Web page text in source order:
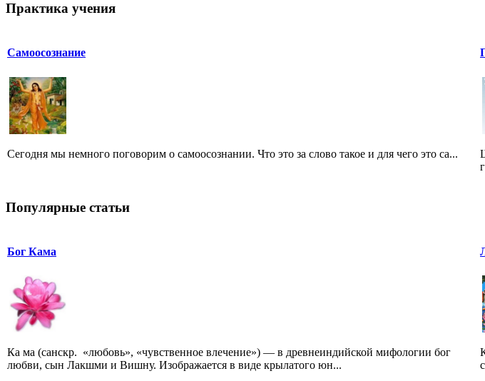
Практика учения
Самоосознание
Сегодня мы немного поговорим о самоосознании. Что это за слово такое и для чего это са...
Популярные статьи
Бог Кама
Ка ма (санскр. «любовь», «чувственное влечение») — в древнеиндийской мифологии бог
любви, сын Лакшми и Вишну. Изображается в виде крылатого юн...